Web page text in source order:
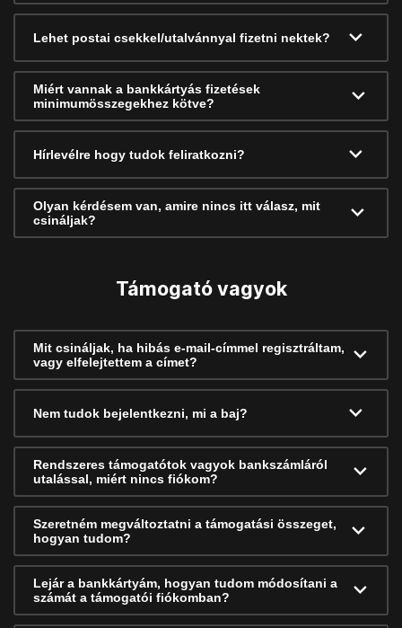
Lehet postai csekkel/utalvánnyal fizetni nektek?
Miért vannak a bankkártyás fizetések
minimumösszegekhez kötve?
Hírlevélre hogy tudok feliratkozni?
Olyan kérdésem van, amire nincs itt válasz, mit
csináljak?
Támogató vagyok
Mit csináljak, ha hibás e-mail-címmel regisztráltam,
vagy elfelejtettem a címet?
Nem tudok bejelentkezni, mi a baj?
Rendszeres támogatótok vagyok bankszámláról
utalással, miért nincs fiókom?
Szeretném megváltoztatni a támogatási összeget,
hogyan tudom?
Lejár a bankkártyám, hogyan tudom módosítani a
számát a támogatói fiókomban?